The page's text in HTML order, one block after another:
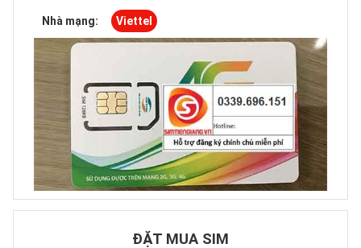
Nhà mạng: Viettel
ĐẶT MUA SIM